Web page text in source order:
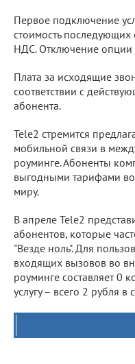
Первое подключение
стоимость последующих
НДС. Отключение опции
Плата за исходящие
соответствии с
абонента.
Tele2 стремится
мобильной связи в
роуминге. Абоненты
выгодными тарифами
миру.
В апреле Tele2
абонентов, которые
"Везде ноль". Для
входящих вызовов во
роуминге составляет 0
услугу – всего 2 рубля